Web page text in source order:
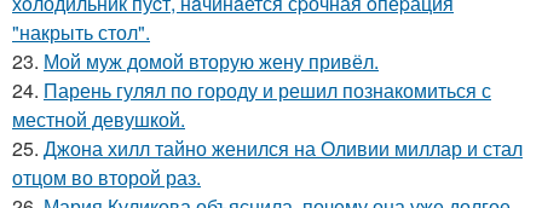
"накрыть стол".
23. Мой муж домой вторую жену привёл.
24. Парень гулял по городу и решил познакомиться с
местной девушкой.
25. Джона хилл тайно женился на Оливии миллар и стал
отцом во второй раз.